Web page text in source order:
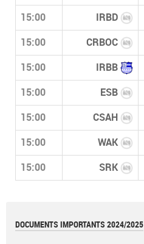
15:00 IRBD
15:00 CRBOC
15:00 IRBB
15:00 ESB
15:00 CSAH
15:00 WAK
15:00 SRK
DOCUMENTS IMPORTANTS 2024/2025